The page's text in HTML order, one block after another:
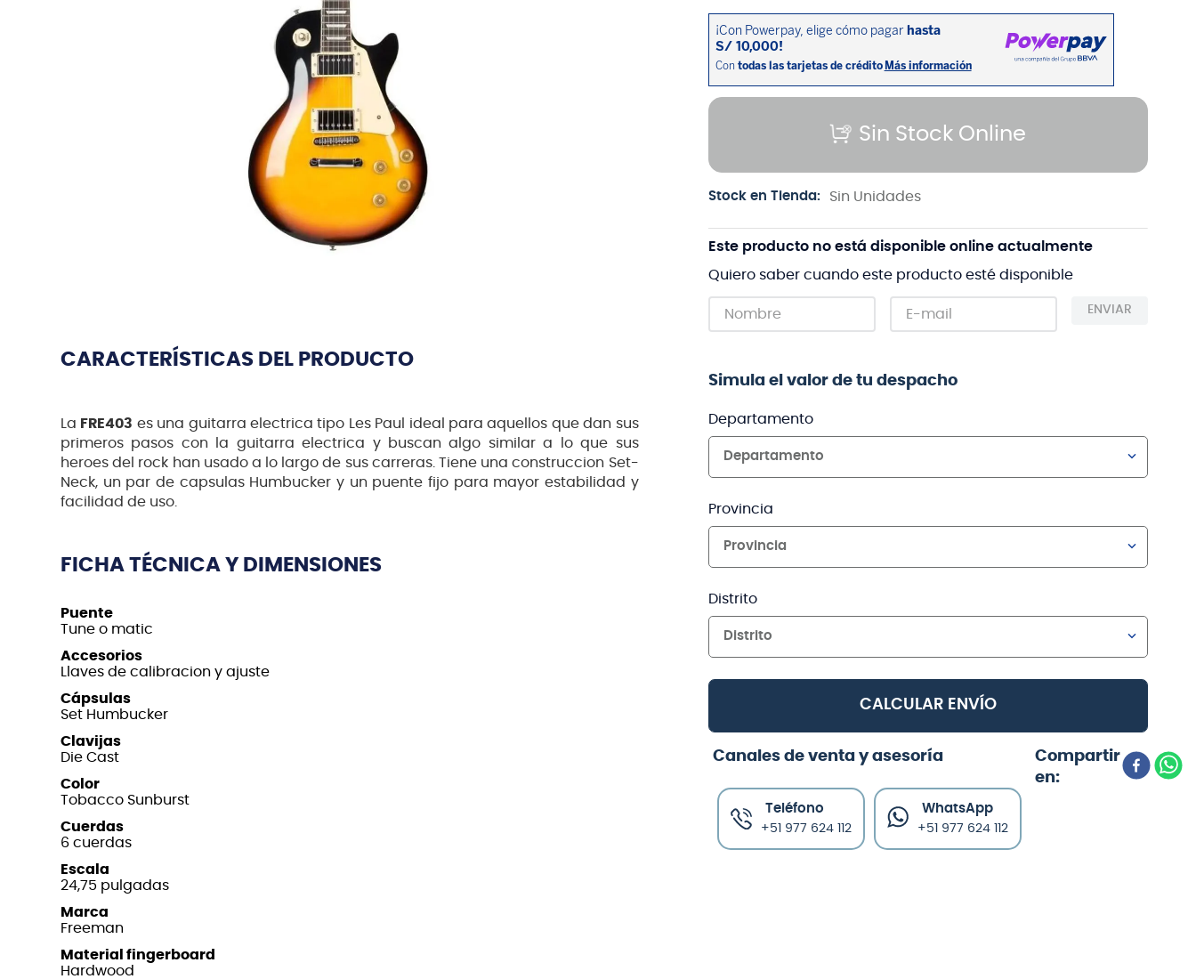
CARACTERÍSTICAS DEL PRODUCTO
La FRE403 es una guitarra electrica tipo Les Paul ideal para aquellos que dan sus
primeros pasos con la guitarra electrica y buscan algo similar a lo que sus
heroes del rock han usado a lo largo de sus carreras. Tiene una construccion Set-
Neck, un par de capsulas Humbucker y un puente fijo para mayor estabilidad y
facilidad de uso.
FICHA TÉCNICA Y DIMENSIONES
Puente
Tune o matic
Accesorios
Llaves de calibracion y ajuste
Cápsulas
Set Humbucker
Clavijas
Die Cast
Color
Tobacco Sunburst
Cuerdas
6 cuerdas
Escala
24,75 pulgadas
Marca
Freeman
Material fingerboard
Hardwood
Sin Stock Online
Stock en Tienda: Sin Unidades
Este producto no está disponible online actualmente
Quiero saber cuando este producto esté disponible
ENVIAR
Simula el valor de tu despacho
Departamento
Departamento
Provincia
Provincia
Distrito
Distrito
CALCULAR ENVÍO
Canales de venta y asesoría
Teléfono
+51 977 624 112
WhatsApp
+51 977 624 112